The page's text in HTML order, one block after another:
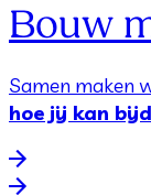
Bouw
Samen maken
hoe jij kan